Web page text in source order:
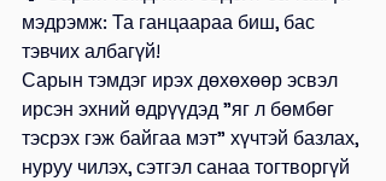
мэдрэмж: Та ганцаараа биш, бас
тэвчих албагүй!
Сарын тэмдэг ирэх дөхөхөөр эсвэл
ирсэн эхний өдрүүдэд "яг л бөмбөг
тэсрэх гэж байгаа мэт" хүчтэй базлах,
нуруу чилэх, сэтгэл санаа тогтворгүй